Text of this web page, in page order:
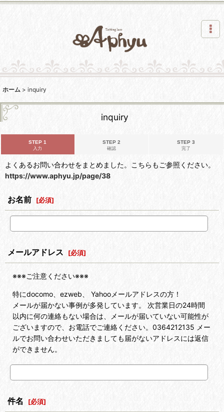
ホーム > inquiry
inquiry
STEP 1
入力
STEP 2
確認
STEP 3
完了
よくあるお問い合わせをまとめました。こちらもご参照ください。
https://www.aphyu.jp/page/38
お名前 [必須]
メールアドレス [必須]
※※※ご注意ください※※※
特にdocomo、ezweb、 Yahooメールアドレスの方！
メールが届かない事例が多発しています。 次営業日の24時間
以内に何の連絡もない場合は、メールが届いていない可能性が
ございますので、お電話でご連絡ください。0364212135 メー
ルでお問い合わせいただきましても届がないアドレスには返信
ができません。
件名 [必須]